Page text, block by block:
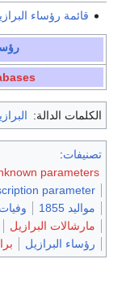
قائمة رؤساء
الكلمات الدالة:
تصنيفات:
parameters
parameter
مواليد 1855
وفيات 1923
مارشالات البرازيل
رؤساء البرازيل